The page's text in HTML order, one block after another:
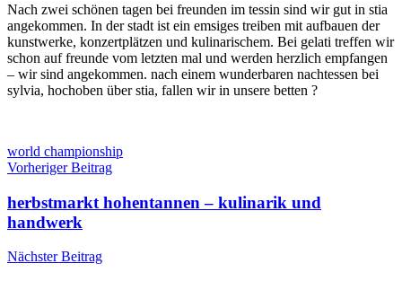
Nach zwei schönen tagen bei freunden im tessin sind wir gut in stia
angekommen. In der stadt ist ein emsiges treiben mit aufbauen der
kunstwerke, konzertplätzen und kulinarischem. Bei gelati treffen wir
schon auf freunde vom letzten mal und werden herzlich empfangen
– wir sind angekommen. nach einem wunderbaren nachtessen bei
sylvia, hochoben über stia, fallen wir in unsere betten ?
Schlagwörter
world championship
Beitragsnavigation
Vorheriger Beitrag
herbstmarkt hohentannen – kulinarik und
handwerk
Nächster Beitrag